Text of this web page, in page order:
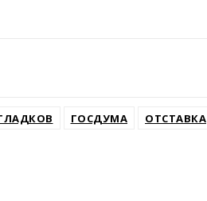
ГОСДУМА ОТСТАВКА